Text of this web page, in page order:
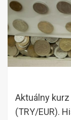
Aktuálny
(TRY/EUR).